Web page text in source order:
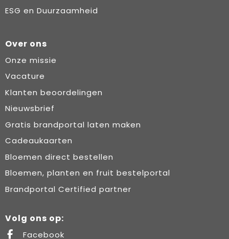
ESG en Duurzaamheid
Over ons
Onze missie
Vacature
Klanten beoordelingen
Nieuwsbrief
Gratis brandportal laten maken
Cadeaukaarten
Bloemen direct bestellen
Bloemen, planten en fruit bestelportal
Brandportal Certified partner
Volg ons op:
Facebook